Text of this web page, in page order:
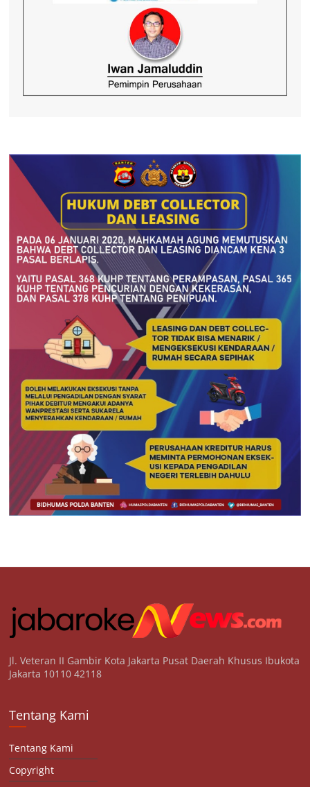
Jl. Veteran II Gambir Kota Jakarta Pusat Daerah Khusus Ibukota
Jakarta 10110 42118
Tentang Kami
Tentang Kami
Copyright